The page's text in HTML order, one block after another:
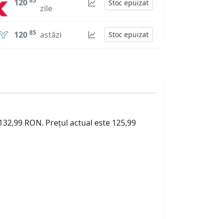
120
zile
Stoc epuizat
120 85 astăzi Stoc epuizat
RON. Prețul actual este 125,99